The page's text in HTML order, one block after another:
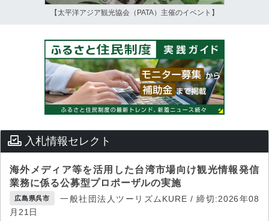
【太平洋アジア観光協会（PATA）主催のイベント】
入札情報セレクト
海外メディア等を活用した台湾市場向け観光情報発信
業務に係る公募型プロポーザルの実施
広島県呉市
一般社団法人ツーリズムKURE / 締切:2026年08
月21日